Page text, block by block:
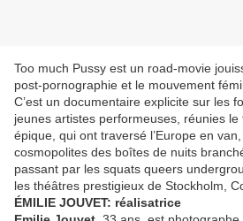
Too much Pussy est un road-movie
post-pornographie et le mouvement
C’est un documentaire explicite sur les
jeunes artistes performeuses, réunies le
épique, qui ont traversé l’Europe en
cosmopolites des boîtes de nuits
passant par les squats queers
les théâtres prestigieux de Stockholm,
ÉMILIE JOUVET: réalisatrice